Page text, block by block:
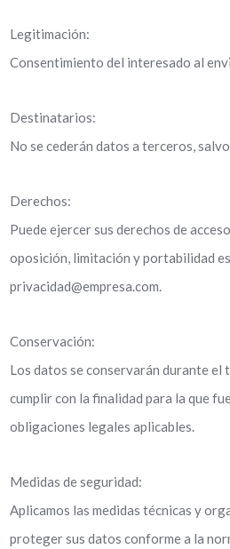
Legitimación:
Consentimiento del interesado al
Destinatarios:
No se cederán datos a terceros,
Derechos:
Puede ejercer sus derechos de
oposición, limitación y portabilidad
privacidad@empresa.com.
Conservación:
Los datos se conservarán durante el
cumplir con la finalidad para la que
obligaciones legales aplicables.
Medidas de seguridad:
Aplicamos las medidas técnicas y
proteger sus datos conforme a la